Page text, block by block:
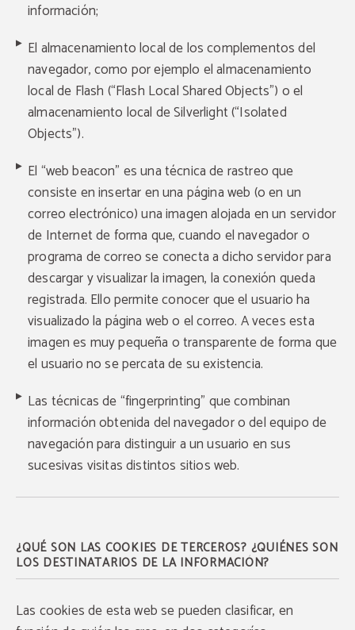
información;
El almacenamiento local de los complementos del
navegador, como por ejemplo el almacenamiento
local de Flash (“Flash Local Shared Objects”) o el
almacenamiento local de Silverlight (“Isolated
Objects”).
El “web beacon” es una técnica de rastreo que
consiste en insertar en una página web (o en un
correo electrónico) una imagen alojada en un servidor
de Internet de forma que, cuando el navegador o
programa de correo se conecta a dicho servidor para
descargar y visualizar la imagen, la conexión queda
registrada. Ello permite conocer que el usuario ha
visualizado la página web o el correo. A veces esta
imagen es muy pequeña o transparente de forma que
el usuario no se percata de su existencia.
Las técnicas de “fingerprinting” que combinan
información obtenida del navegador o del equipo de
navegación para distinguir a un usuario en sus
sucesivas visitas distintos sitios web.
¿QUÉ SON LAS COOKIES DE TERCEROS? ¿QUIÉNES SON
LOS DESTINATARIOS DE LA INFORMACIÓN?
Las cookies de esta web se pueden clasificar, en